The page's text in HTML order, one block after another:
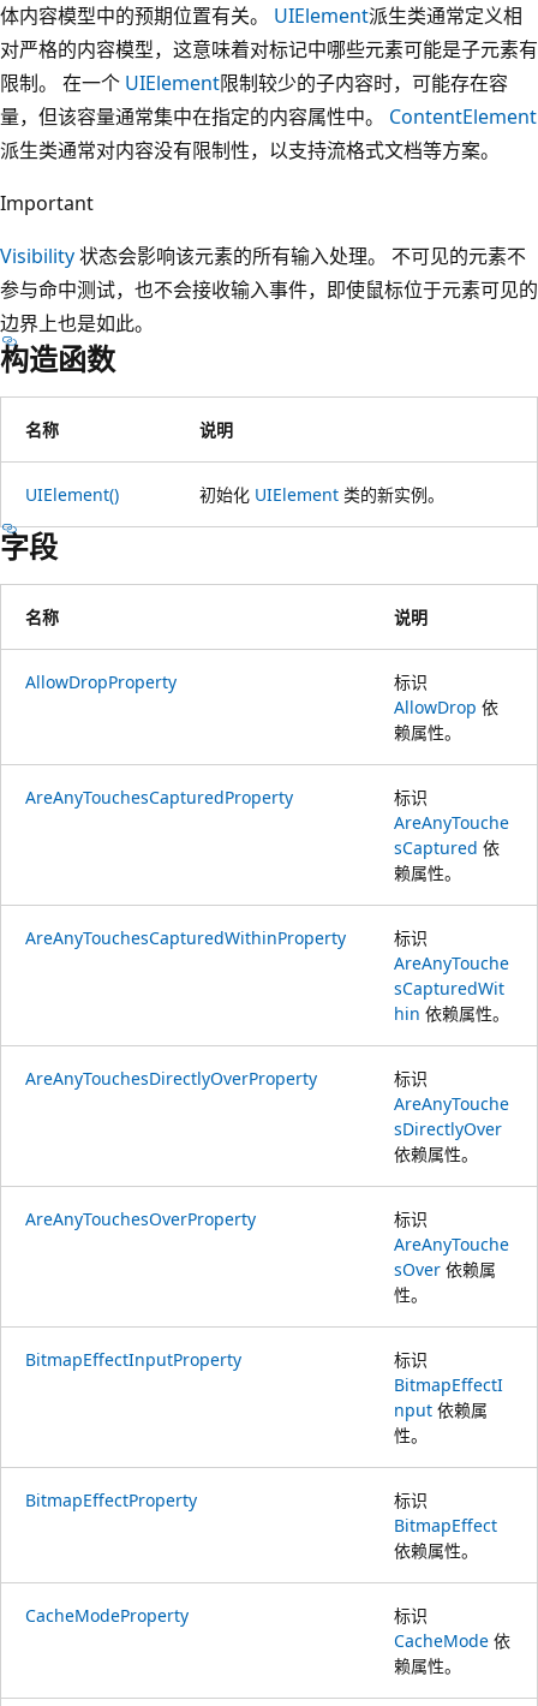
体内容模型中的预期位置有关。 UIElement派生类通常定义相
对严格的内容模型，这意味着对标记中哪些元素可能是子元素有
限制。 在一个 UIElement限制较少的子内容时，可能存在容
量，但该容量通常集中在指定的内容属性中。 ContentElement
派生类通常对内容没有限制性，以支持流格式文档等方案。
Important
Visibility状态会影响该元素的所有输入处理。 不可见的元素不
参与命中测试，也不会接收输入事件，即使鼠标位于元素可见的
边界上也是如此。
构造函数
名称 说明
UIElement() 初始化 UIElement 类的新实例。
字段
名称 说明
AllowDropProperty
标识
AllowDrop 依
赖属性。
AreAnyTouchesCapturedProperty
标识
AreAnyTouche
sCaptured 依
赖属性。
AreAnyTouchesCapturedWithinProperty
标识
AreAnyTouche
sCapturedWit
hin 依赖属性。
AreAnyTouchesDirectlyOverProperty
标识
AreAnyTouche
sDirectlyOver
依赖属性。
AreAnyTouchesOverProperty
标识
AreAnyTouche
sOver 依赖属
性。
BitmapEffectInputProperty
标识
BitmapEffectI
nput 依赖属
性。
BitmapEffectProperty
标识
BitmapEffect
依赖属性。
CacheModeProperty
标识
CacheMode 依
赖属性。